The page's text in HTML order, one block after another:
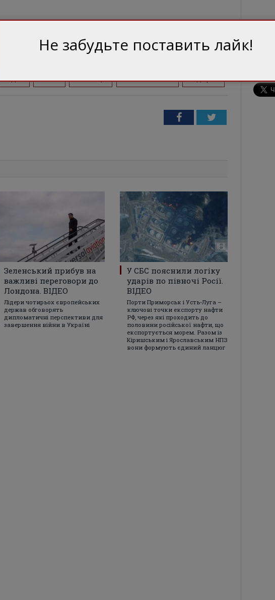
видео Китай китайцы меткомбинат подарок
FacebookTwitter
Зеленський прибув на
важливі переговори до
Лондона. ВІДЕО
Лідери чотирьох європейських
держав обговорять
дипломатичні перспективи для
завершення війни в Україні
У СБС пояснили логіку
ударів по півночі Росії.
ВІДЕО
Порти Приморськ і Усть-Луга –
ключові точки експорту нафти
РФ, через які проходить до
половини російської нафти, що
експортується морем. Разом із
Кіришським і Ярославським НПЗ
вони формують єдиний ланцюг
Не забудьте поставить лайк!